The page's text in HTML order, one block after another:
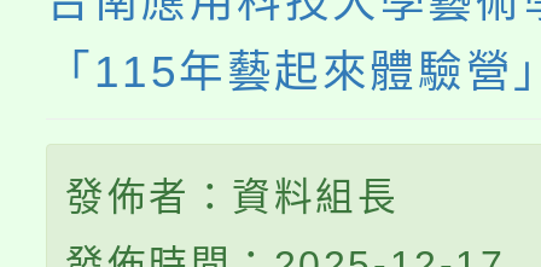
系所師生報名參加。
「115年藝起來體驗營
發佈者：資料組長